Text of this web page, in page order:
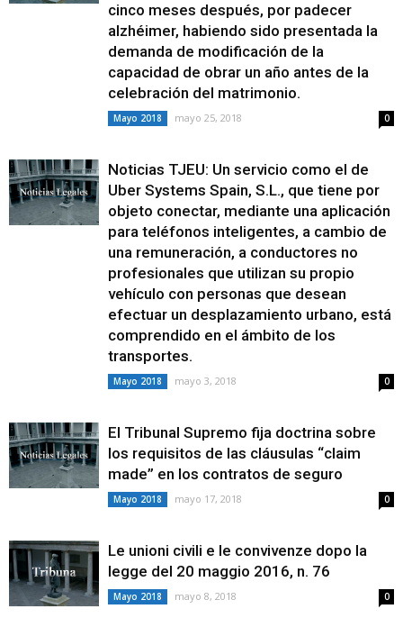
cinco meses después, por padecer
alzhéimer, habiendo sido presentada la
demanda de modificación de la
capacidad de obrar un año antes de la
celebración del matrimonio.
Mayo 2018 mayo 25, 2018 0
Noticias TJEU: Un servicio como el de
Uber Systems Spain, S.L., que tiene por
objeto conectar, mediante una aplicación
para teléfonos inteligentes, a cambio de
una remuneración, a conductores no
profesionales que utilizan su propio
vehículo con personas que desean
efectuar un desplazamiento urbano, está
comprendido en el ámbito de los
transportes.
Mayo 2018 mayo 3, 2018 0
El Tribunal Supremo fija doctrina sobre
los requisitos de las cláusulas “claim
made” en los contratos de seguro
Mayo 2018 mayo 17, 2018 0
Le unioni civili e le convivenze dopo la
legge del 20 maggio 2016, n. 76
Mayo 2018 mayo 8, 2018 0